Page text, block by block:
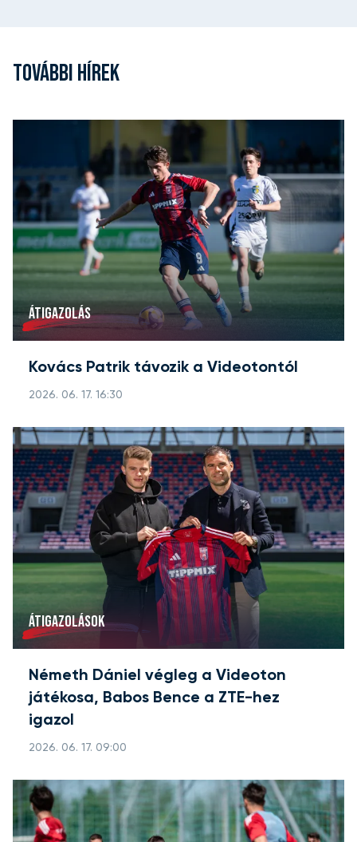
TOVÁBBI HÍREK
ÁTIGAZOLÁS
Kovács Patrik távozik a Videotontól
2026. 06. 17. 16:30
ÁTIGAZOLÁSOK
Németh Dániel végleg a Videoton
játékosa, Babos Bence a ZTE-hez
igazol
2026. 06. 17. 09:00